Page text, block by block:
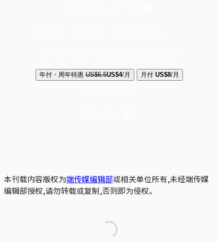
年付・周年特惠 US$6.5US$4/月 月付 US$8/月
本刊载内容版权为端传媒编辑部或相关单位所有,未经端传媒
编辑部授权,请勿转载或复制,否则即为侵权。